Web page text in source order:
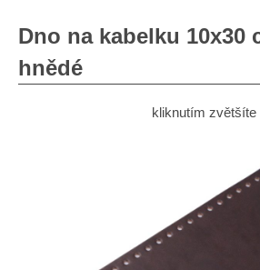
Dno na kabelku 10x30
hnědé
kliknutím zvětšíte